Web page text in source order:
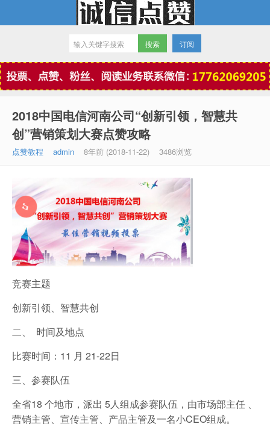
微信点赞
订阅
2018中国电信河南公司“创新引领，智慧共
创”营销策划大赛点赞攻略
点赞教程 admin 8年前 (2018-11-22) 3486浏览
竞赛主题
创新引领、智慧共创
二、 时间及地点
比赛时间：11 月 21-22日
三、参赛队伍
全省18 个地市，派出 5人组成参赛队伍，由市场部主任 、
营销主管、宣传主管、产品主管及一名小CEO组成。